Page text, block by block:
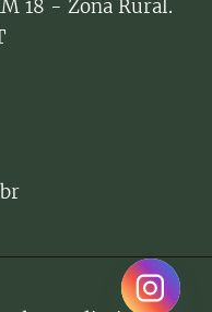
18 - Zona Rural.